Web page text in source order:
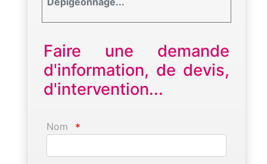
Faire une demande
d'information, de devis,
d'intervention...
Nom *